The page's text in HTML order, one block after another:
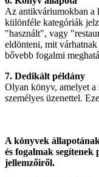
Az antikváriumokban a
különféle kategóriák
"használt", vagy
eldönteni, mit
bővebb fogalmi
7. Dedikált példány
Olyan könyv, amelyet a
személyes üzenettel.
A könyvek
és fogalmak segítenek
jellemzőiről.